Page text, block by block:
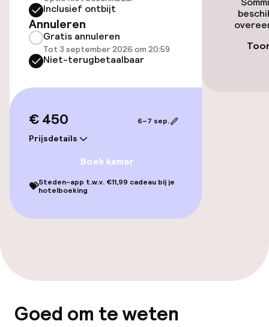
Toegankelijkheid
Lift
Kamers
Familiekamers beschikbaar
Kamers voor rokers beschikbaar
Entertainment
Inclusief ontbijt
Annuleren
Gratis annuleren
Tot 3 september 2026 om 20:59
Niet-terugbetaalbaar
€ 450
Prijsdetails
6–7 sep.
Boek kamer
💝Steden-app t.w.v. €11,99 cadeau bij je
hotelboeking
Goed om te weten